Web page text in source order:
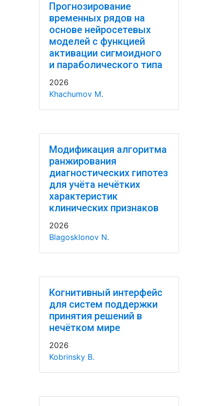
Прогнозирование
временных рядов на
основе нейросетевых
моделей с функцией
активации сигмоидного
и параболического типа
2026
Khachumov M.
Модификация алгоритма
ранжирования
диагностических гипотез
для учёта нечётких
характеристик
клинических признаков
2026
Blagosklonov N.
Когнитивный интерфейс
для систем поддержки
принятия решений в
нечётком мире
2026
Kobrinsky B.